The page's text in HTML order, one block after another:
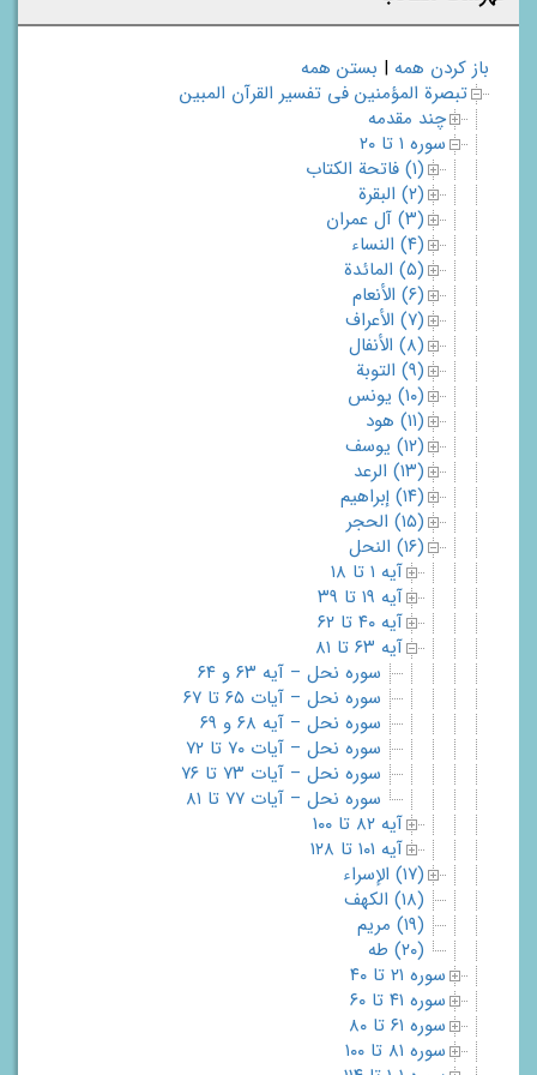
باز کردن همه | بستن همه
تبصرة المؤمنین فی تفسیر القرآن المبین
چند مقدمه
سوره ۱ تا ۲۰
(۱) فاتحة الکتاب
(۲) البقرة
(۳) آل عمران
(۴) النساء
(۵) المائدة
(۶) الأنعام
(۷) الأعراف
(۸) الأنفال
(۹) التوبة
(۱۰) یونس
(۱۱) هود
(۱۲) یوسف
(۱۳) الرعد
(۱۴) إبراهیم
(۱۵) الحجر
(۱۶) النحل
آیه ۱ تا ۱۸
آیه ۱۹ تا ۳۹
آیه ۴۰ تا ۶۲
آیه ۶۳ تا ۸۱
سوره نحل – آیه ۶۳ و ۶۴
سوره نحل – آیات ۶۵ تا ۶۷
سوره نحل – آیه ۶۸ و ۶۹
سوره نحل – آیات ۷۰ تا ۷۲
سوره نحل – آیات ۷۳ تا ۷۶
سوره نحل – آیات ۷۷ تا ۸۱
آیه ۸۲ تا ۱۰۰
آیه ۱۰۱ تا ۱۲۸
(۱۷) الإسراء
(۱۸) الکهف
(۱۹) مریم
(۲۰) طه
سوره ۲۱ تا ۴۰
سوره ۴۱ تا ۶۰
سوره ۶۱ تا ۸۰
سوره ۸۱ تا ۱۰۰